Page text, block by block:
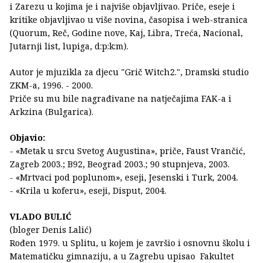
i Zarezu u kojima je i najviše objavljivao. Priče, eseje i
kritike objavljivao u više novina, časopisa i web-stranica
(Quorum, Reč, Godine nove, Kaj, Libra, Treća, Nacional,
Jutarnji list, lupiga, d:p:k:m).
Autor je mjuzikla za djecu "Grič Witch2.", Dramski studio
ZKM-a, 1996. - 2000.
Priče su mu bile nagrađivane na natječajima FAK-a i
Arkzina (Bulgarica).
Objavio:
- «Metak u srcu Svetog Augustina», priče, Faust Vrančić,
Zagreb 2003.; B92, Beograd 2003.; 90 stupnjeva, 2003.
- «Mrtvaci pod poplunom», eseji, Jesenski i Turk, 2004.
- «Krila u koferu», eseji, Disput, 2004.
VLADO BULIĆ
(bloger Denis Lalić)
Rođen 1979. u Splitu, u kojem je završio i osnovnu školu i
Matematičku gimnaziju, a u Zagrebu upisao Fakultet